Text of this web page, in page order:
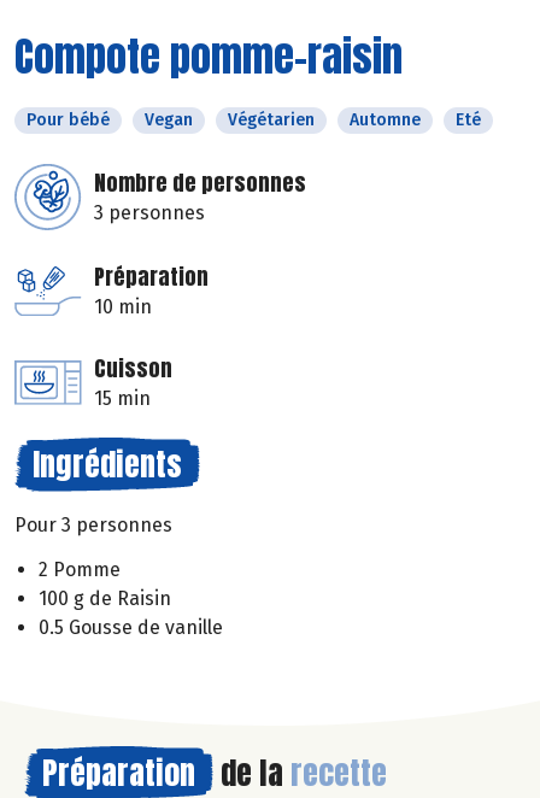
Compote pomme-raisin
Pour bébé Vegan Végétarien Automne Eté
Nombre de personnes
3 personnes
Préparation
10 min
Cuisson
15 min
Ingrédients
Pour 3 personnes
2 Pomme
100 g de Raisin
0.5 Gousse de vanille
Préparation de la recette